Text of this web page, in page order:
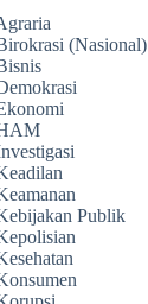
(Nasional)
Publik